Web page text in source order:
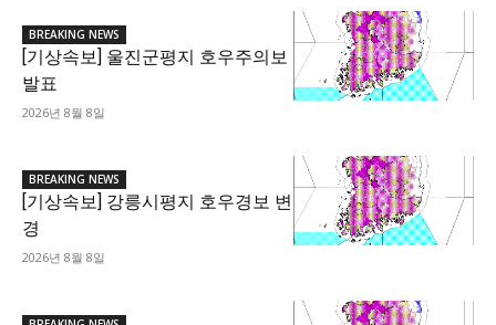
BREAKING NEWS
[기상속보] 울진군평지 호우주의보
발표
2026년 8월 8일
BREAKING NEWS
[기상속보] 강릉시평지 호우경보 변
경
2026년 8월 8일